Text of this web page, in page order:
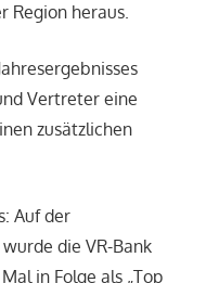
Region heraus.
Vertreter eine
zusätzlichen
Auf der
die VR-Bank
in Folge als „Top